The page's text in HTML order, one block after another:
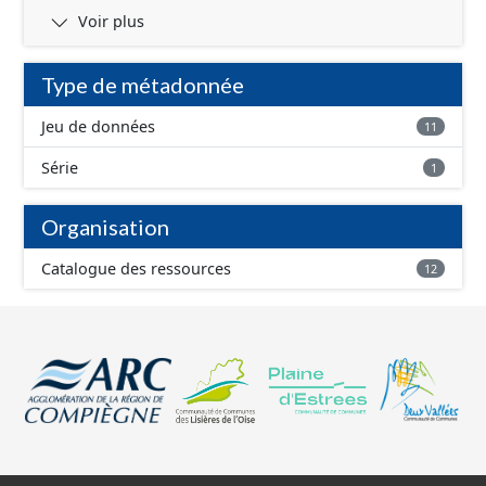
Voir plus
Type de métadonnée
Jeu de données 11
Série 1
Organisation
Catalogue des ressources 12